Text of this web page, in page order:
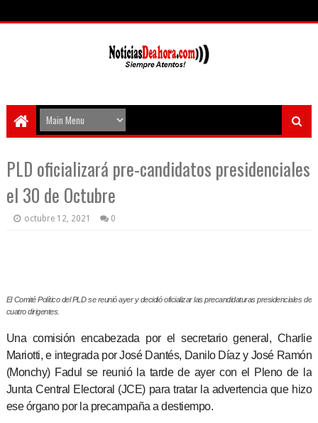
PLD oficializará pre-candidatos presidenciales
el 30 de Octubre
octubre 12, 2021 0
El Comité Político del PLD se reunió ayer y decidió oficializar las precandidaturas presidenciales de
cuatro dirigentes.
Una comisión encabezada por el secretario general, Charlie
Mariotti, e integrada por José Dantés, Danilo Díaz y José Ramón
(Monchy) Fadul se reunió la tarde de ayer con el Pleno de la
Junta Central Electoral (JCE) para tratar la advertencia que hizo
ese órgano por la precampaña a destiempo.